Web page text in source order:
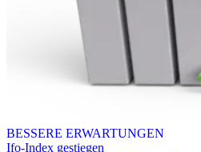
BESSERE ERWARTUNGEN
Ifo-Index gestiegen